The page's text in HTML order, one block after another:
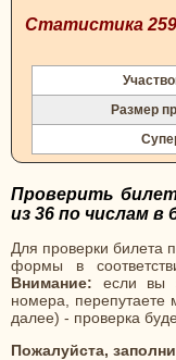
Статистика
Размер
Проверить
из 36 по числам в
Для проверки билета
формы в
Внимание: если вы
номера, перепутаете
далее) - проверка
Пожалуйста,